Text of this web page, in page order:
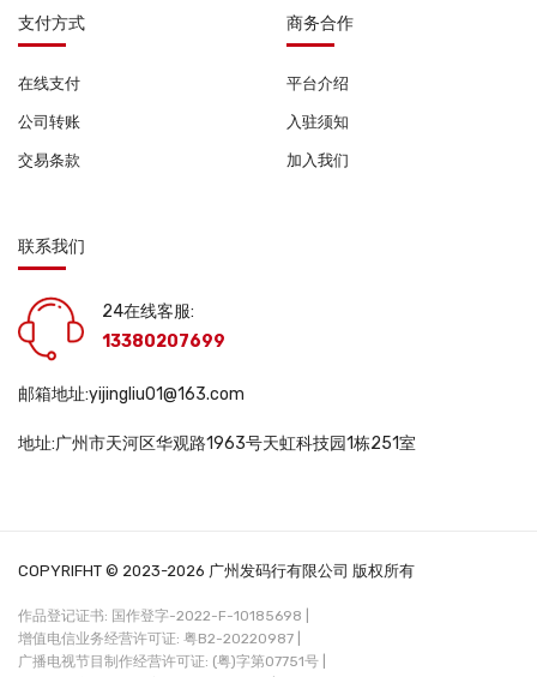
支付方式
在线支付
公司转账
交易条款
商务合作
平台介绍
入驻须知
加入我们
联系我们
24在线客服:
13380207699
邮箱地址:yijingliu01@163.com
地址:广州市天河区华观路1963号天虹科技园1栋251室
COPYRIFHT © 2023-2026 广州发码行有限公司 版权所有
作品登记证书: 国作登字-2022-F-10185698 |
增值电信业务经营许可证: 粤B2-20220987 |
广播电视节目制作经营许可证: (粤)字第07751号 |